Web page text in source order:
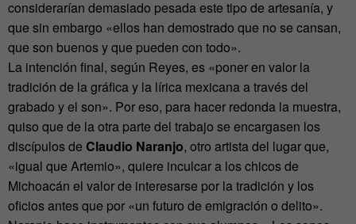
considerarían demasiado pesada este tipo de artesanía, y
que sin embargo «ellos han demostrado que no se cansan,
que son buenos y que pueden con todo».
La intención final, según Reyes, es «poner en valor la
tradición de la gráfica y la lírica mexicana a través del
grabado y el son». Por eso, para hacer redonda la muestra,
quiso que de la otra parte del trabajo se encargasen los
discípulos de Claudio Naranjo, otro artista del lugar que,
«igual que Artemio», quiere inculcar a los chicos de
Michoacán el valor de interesarse por la tradición y los
oficios antes que por «un futuro de emigración o delito».